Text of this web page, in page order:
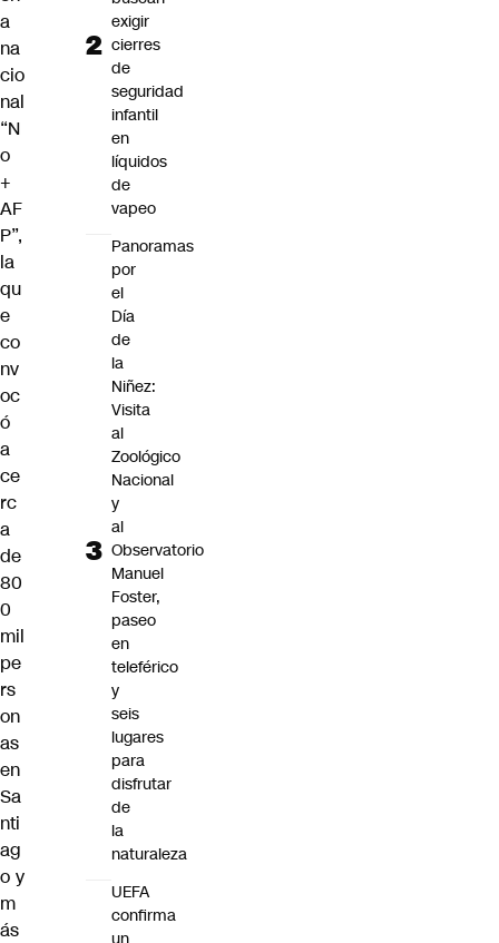
a
na
cio
nal
“N
o
+
AF
P”,
la
qu
e
co
nv
oc
ó
a
ce
rc
a
de
80
0
mil
pe
rs
on
as
en
Sa
nti
ag
o y
m
ás
exigir
cierres
de
seguridad
infantil
en
líquidos
de
vapeo
Panoramas
por
el
Día
de
la
Niñez:
Visita
al
Zoológico
Nacional
y
al
Observatorio
Manuel
Foster,
paseo
en
teleférico
y
seis
lugares
para
disfrutar
de
la
naturaleza
UEFA
confirma
un